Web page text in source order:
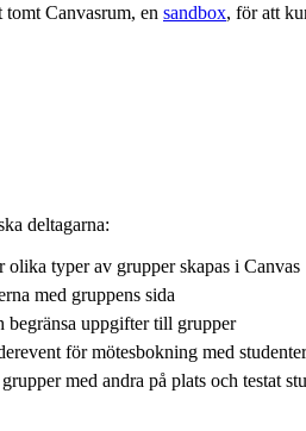
Canvasrum, en sandbox, för att
deltagarna:
olika typer av grupper skapas i Canvas
med gruppens sida
begränsa uppgifter till grupper
för mötesbokning med studenter
med andra på plats och testat